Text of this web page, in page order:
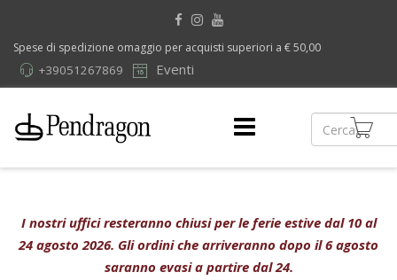
Spese di spedizione omaggio per acquisti superiori a € 50,00
Eventi
+39051267869
I nostri uffici resteranno chiusi per le ferie estive dal 10 al
24 agosto 2026. Gli ordini che arriveranno dopo il 6 agosto
saranno evasi a partire dal 24.